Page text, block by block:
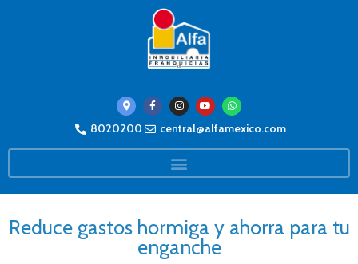
8020200 central@alfamexico.com
Reduce gastos hormiga y ahorra para tu
enganche